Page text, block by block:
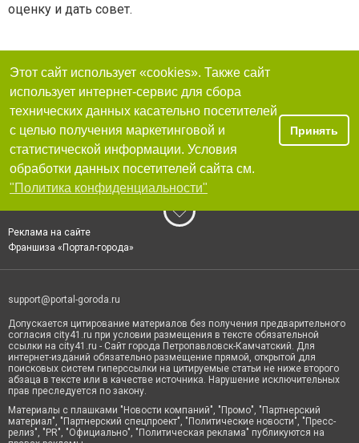
оценку и дать совет.
Этот сайт использует «cookies». Также сайт
использует интернет-сервис для сбора
технических данных касательно посетителей
с целью получения маркетинговой и
статистической информации. Условия
обработки данных посетителей сайта см.
"Политика конфиденциальности"
Принять
Реклама на сайте
Франшиза «Портал-города»
support@portal-goroda.ru
Допускается цитирование материалов без получения предварительного
согласия city41.ru при условии размещения в тексте обязательной
ссылки на city41.ru - Сайт города Петропавловск-Камчатский. Для
интернет-изданий обязательно размещение прямой, открытой для
поисковых систем гиперссылки на цитируемые статьи не ниже второго
абзаца в тексте или в качестве источника. Нарушение исключительных
прав преследуется по закону.
Материалы с плашками "Новости компаний", "Промо", "Партнерский
материал", "Партнерский спецпроект", "Политические новости", "Пресс-
релиз", "PR", "Официально", "Политическая реклама" публикуются на